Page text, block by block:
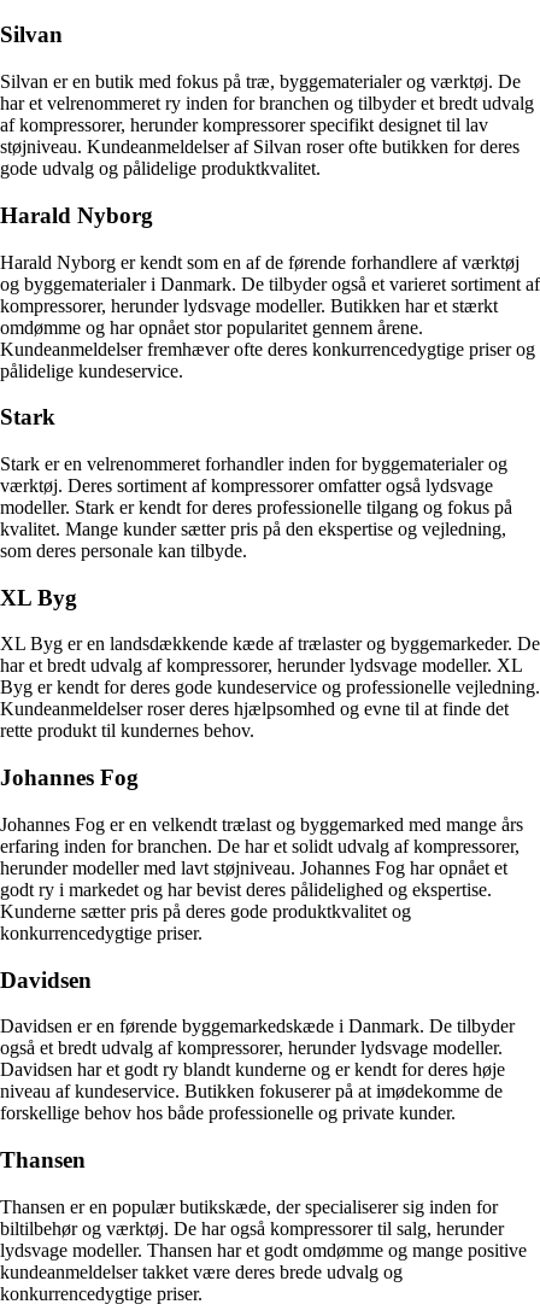
Silvan
Silvan er en butik med fokus på træ, byggematerialer og værktøj. De
har et velrenommeret ry inden for branchen og tilbyder et bredt udvalg
af kompressorer, herunder kompressorer specifikt designet til lav
støjniveau. Kundeanmeldelser af Silvan roser ofte butikken for deres
gode udvalg og pålidelige produktkvalitet.
Harald Nyborg
Harald Nyborg er kendt som en af de førende forhandlere af værktøj
og byggematerialer i Danmark. De tilbyder også et varieret sortiment af
kompressorer, herunder lydsvage modeller. Butikken har et stærkt
omdømme og har opnået stor popularitet gennem årene.
Kundeanmeldelser fremhæver ofte deres konkurrencedygtige priser og
pålidelige kundeservice.
Stark
Stark er en velrenommeret forhandler inden for byggematerialer og
værktøj. Deres sortiment af kompressorer omfatter også lydsvage
modeller. Stark er kendt for deres professionelle tilgang og fokus på
kvalitet. Mange kunder sætter pris på den ekspertise og vejledning,
som deres personale kan tilbyde.
XL Byg
XL Byg er en landsdækkende kæde af trælaster og byggemarkeder. De
har et bredt udvalg af kompressorer, herunder lydsvage modeller. XL
Byg er kendt for deres gode kundeservice og professionelle vejledning.
Kundeanmeldelser roser deres hjælpsomhed og evne til at finde det
rette produkt til kundernes behov.
Johannes Fog
Johannes Fog er en velkendt trælast og byggemarked med mange års
erfaring inden for branchen. De har et solidt udvalg af kompressorer,
herunder modeller med lavt støjniveau. Johannes Fog har opnået et
godt ry i markedet og har bevist deres pålidelighed og ekspertise.
Kunderne sætter pris på deres gode produktkvalitet og
konkurrencedygtige priser.
Davidsen
Davidsen er en førende byggemarkedskæde i Danmark. De tilbyder
også et bredt udvalg af kompressorer, herunder lydsvage modeller.
Davidsen har et godt ry blandt kunderne og er kendt for deres høje
niveau af kundeservice. Butikken fokuserer på at imødekomme de
forskellige behov hos både professionelle og private kunder.
Thansen
Thansen er en populær butikskæde, der specialiserer sig inden for
biltilbehør og værktøj. De har også kompressorer til salg, herunder
lydsvage modeller. Thansen har et godt omdømme og mange positive
kundeanmeldelser takket være deres brede udvalg og
konkurrencedygtige priser.